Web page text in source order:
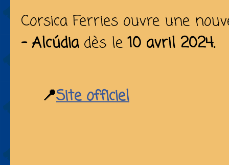
Corsica Ferries ouvre une
- Alcúdiadès le10 avril 2024.
📍Site officiel